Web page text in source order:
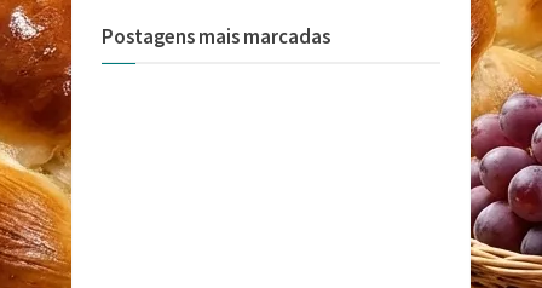
Postagens mais marcadas